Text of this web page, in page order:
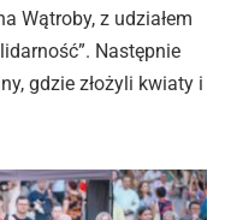
Wątroby, z udziałem
Następnie
gdzie złożyli kwiaty i